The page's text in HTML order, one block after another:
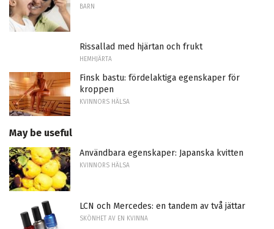
BARN
Rissallad med hjärtan och frukt
HEMHJÄRTA
Finsk bastu: fördelaktiga egenskaper för
kroppen
KVINNORS HÄLSA
May be useful
Användbara egenskaper: Japanska kvitten
KVINNORS HÄLSA
LCN och Mercedes: en tandem av två jättar
SKÖNHET AV EN KVINNA